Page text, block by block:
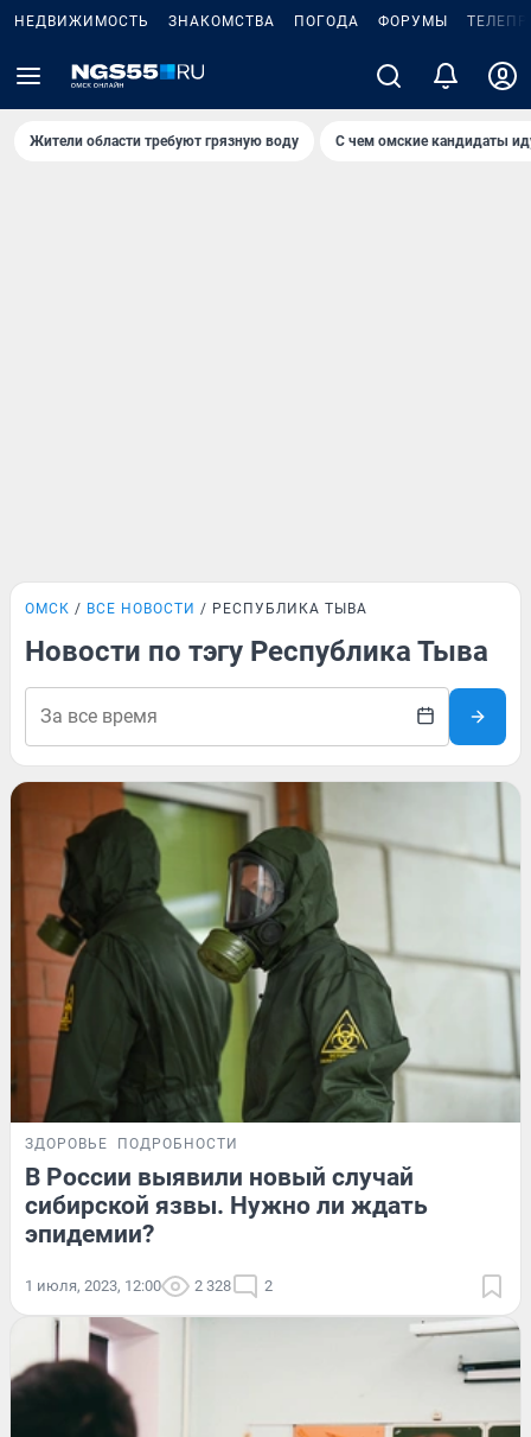
НЕДВИЖИМОСТЬ ЗНАКОМСТВА ПОГОДА ФОРУМЫ
Жители области требуют грязную воду С чем омские кандидаты
ОМСК ВСЕ НОВОСТИ РЕСПУБЛИКА ТЫВА
Новости по тэгу Республика Тыва
ЗДОРОВЬЕ ПОДРОБНОСТИ
В России выявили новый случай
сибирской язвы. Нужно ли ждать
эпидемии?
1 июля, 2023, 12:00 2 328 2